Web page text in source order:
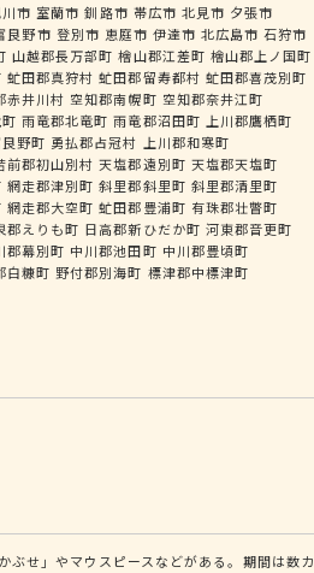
市 室蘭市 釧路市 帯広市 北見市 夕張市
良野市 登別市 恵庭市 伊達市 北広島市 石狩市
山越郡長万部町 檜山郡江差町 檜山郡上ノ国町
虻田郡真狩村 虻田郡留寿都村 虻田郡喜茂別町
赤井川村 空知郡南幌町 空知郡奈井江町
雨竜郡北竜町 雨竜郡沼田町 上川郡鷹栖町
野町 勇払郡占冠村
上川郡和寒町
前郡初山別村 天塩郡遠別町 天塩郡天塩町
網走郡津別町 斜里郡斜里町 斜里郡清里町
網走郡大空町 虻田郡豊浦町 有珠郡壮瞥町
郡えりも町 日高郡新ひだか町 河東郡音更町
郡幕別町 中川郡池田町 中川郡豊頃町
白糠町 野付郡別海町 標津郡中標津町
せ」やマウスピースなどがある。期間は数カ